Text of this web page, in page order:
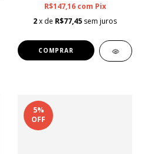
R$147,16 com Pix
2x de R$77,45 sem juros
5%
OFF